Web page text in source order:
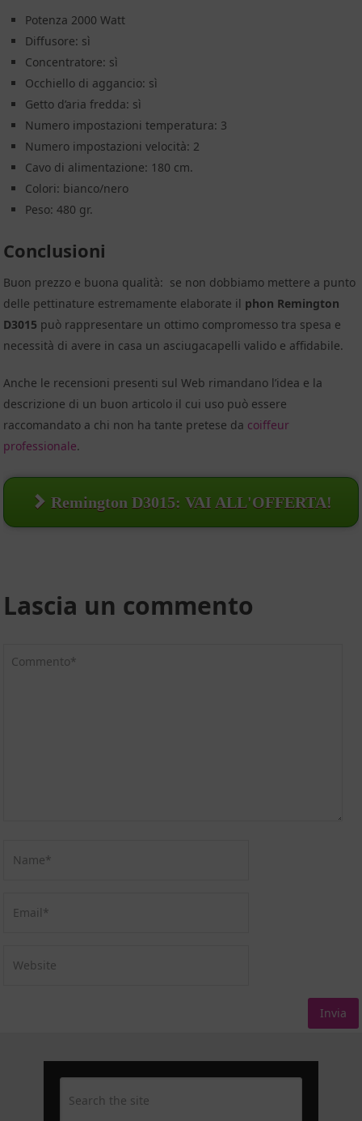
Potenza 2000 Watt
Diffusore: sì
Concentratore: sì
Occhiello di aggancio: sì
Getto d’aria fredda: sì
Numero impostazioni temperatura: 3
Numero impostazioni velocità: 2
Cavo di alimentazione: 180 cm.
Colori: bianco/nero
Peso: 480 gr.
Conclusioni
Buon prezzo e buona qualità: se non dobbiamo mettere a punto
delle pettinature estremamente elaborate il phon Remington
D3015 può rappresentare un ottimo compromesso tra spesa e
necessità di avere in casa un asciugacapelli valido e affidabile.
Anche le recensioni presenti sul Web rimandano l’idea e la
descrizione di un buon articolo il cui uso può essere
raccomandato a chi non ha tante pretese da coiffeur
professionale.
Remington D3015: VAI ALL'OFFERTA!
Lascia un commento